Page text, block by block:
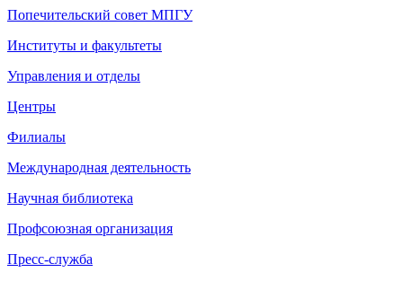
Попечительский совет МПГУ
Институты и факультеты
Управления и отделы
Центры
Филиалы
Международная деятельность
Научная библиотека
Профсоюзная организация
Пресс-служба